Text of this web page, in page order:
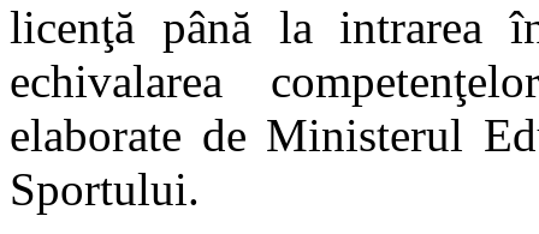
licenţă până la intrarea
echivalarea
elaborate de Ministerul
Sportului.